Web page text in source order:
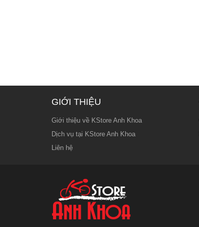
GIỚI THIỆU
Giới thiệu về KStore Anh Khoa
Dịch vụ tại KStore Anh Khoa
Liên hệ